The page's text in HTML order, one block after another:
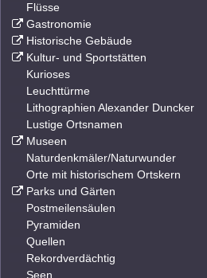
Flüsse
Gastronomie
Historische Gebäude
Kultur- und Sportstätten
Kurioses
Leuchttürme
Lithographien Alexander Duncker
Lustige Ortsnamen
Museen
Naturdenkmäler/Naturwunder
Orte mit historischem Ortskern
Parks und Gärten
Postmeilensäulen
Pyramiden
Quellen
Rekordverdächtig
Seen